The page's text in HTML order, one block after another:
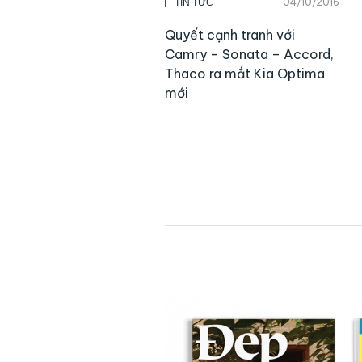
Quyết cạnh tranh với
Camry – Sonata – Accord,
Thaco ra mắt Kia Optima
mới